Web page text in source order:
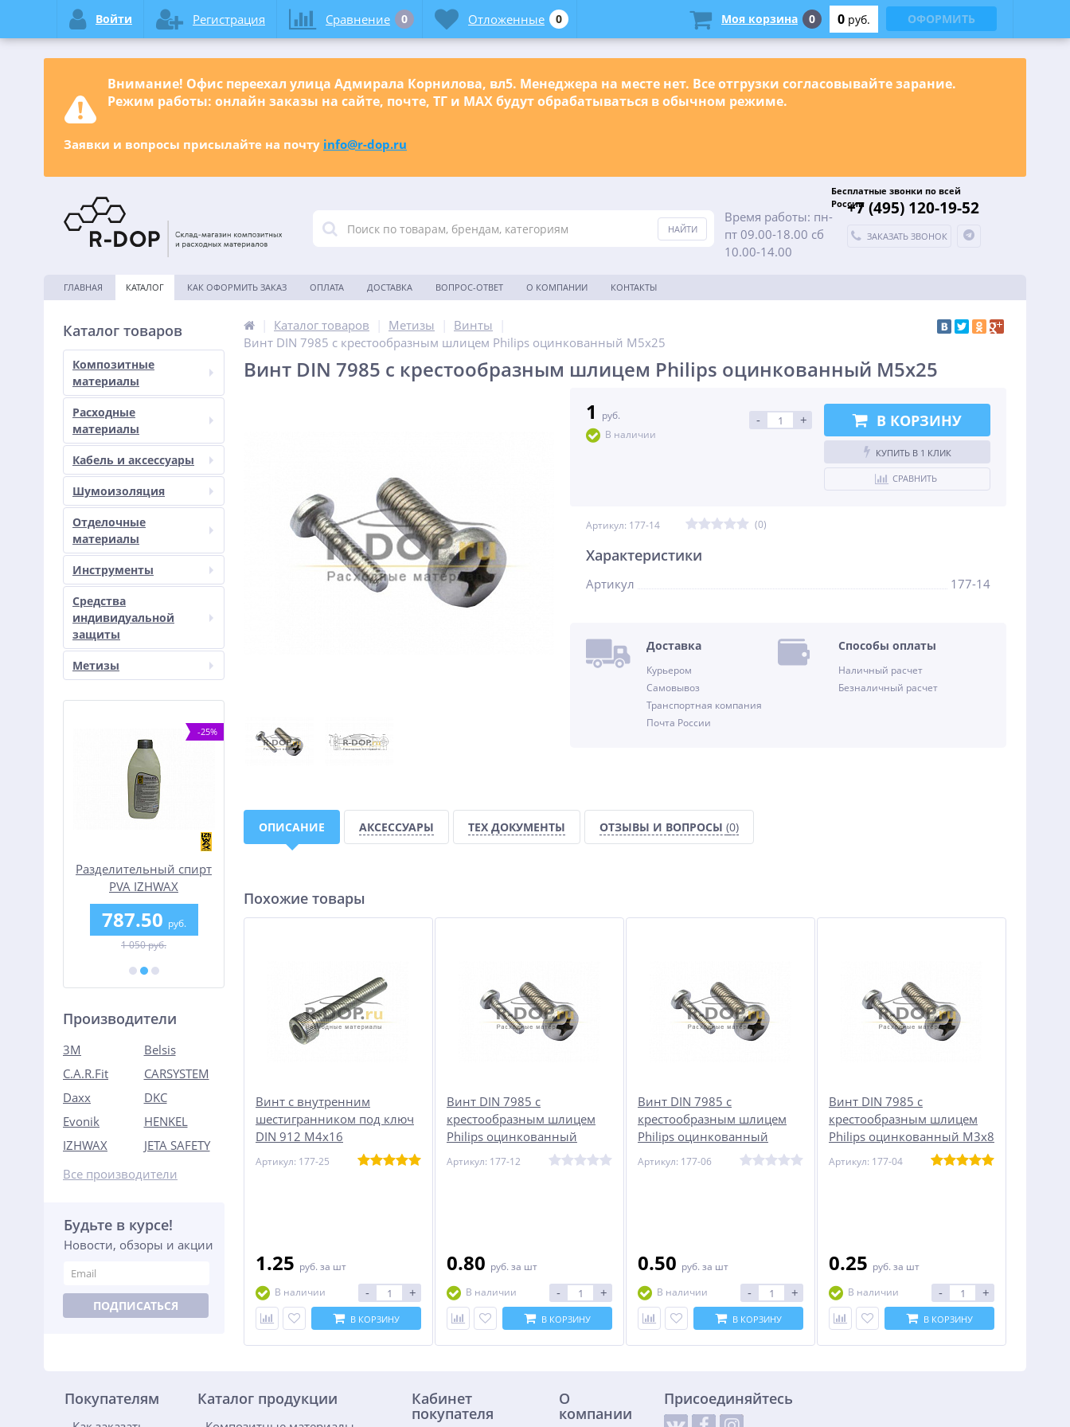
Внимание! Офис переехал улица Адмирала Корнилова, вл5. Менеджера на месте нет. Все отгрузки согласовывайте зарание.
Режим работы: онлайн заказы на сайте, почте, ТГ и МАХ будут обрабатываться в обычном режиме.
Заявки и вопросы присылайте на почту info@r-dop.ru
Время работы: пн-
пт 09.00-18.00 сб
10.00-14.00
Бесплатные звонки по всей
России+7 (495) 120-19-52
ЗАКАЗАТЬ ЗВОНОК
ГЛАВНАЯ КАТАЛОГ КАК ОФОРМИТЬ ЗАКАЗ ОПЛАТА ДОСТАВКА ВОПРОС-ОТВЕТ О КОМПАНИИ КОНТАКТЫ
Каталог товаров
Композитные
материалы
Расходные
материалы
Кабель и аксессуары
Шумоизоляция
Отделочные
материалы
Инструменты
Средства
индивидуальной
защиты
Метизы
-25%
Разделительный спирт
PVA IZHWAX
787.50 руб.
1 050 руб.
%
1 285 950
Производители
3M
Belsis
C.A.R.Fit
CARSYSTEM
Daxx
DKC
Evonik
HENKEL
IZHWAX
JETA SAFETY
Все производители
Будьте в курсе!
Новости, обзоры и акции
ПОДПИСАТЬСЯ
Каталог товаров Метизы Винты
Винт DIN 7985 с крестообразным шлицем Philips оцинкованный М5х25
Винт DIN 7985 с крестообразным шлицем Philips оцинкованный М5х25
1
руб.
В наличии
- + В КОРЗИНУ
КУПИТЬ В 1 КЛИК
СРАВНИТЬ
Артикул: 177-14 (0)
Характеристики
Артикул 177-14
Доставка
Курьером
Самовывоз
Транспортная компания
Почта России
Способы оплаты
Наличный расчет
Безналичный расчет
ОПИСАНИЕ АКСЕССУАРЫ ТЕХ ДОКУМЕНТЫ ОТЗЫВЫ И ВОПРОСЫ (0)
Похожие товары
Винт с внутренним
шестигранником под ключ
DIN 912 М4x16
Артикул: 177-25
1.25 руб. за шт
В наличии
- +
В КОРЗИНУ
Винт DIN 7985 с
крестообразным шлицем
Philips оцинкованный
М5х16
Артикул: 177-12
0.80 руб. за шт
В наличии
- +
В КОРЗИНУ
Винт DIN 7985 с
крестообразным шлицем
Philips оцинкованный
М4х16
Артикул: 177-06
0.50 руб. за шт
В наличии
- +
В КОРЗИНУ
Винт DIN 7985 с
крестообразным шлицем
Philips оцинкованный М3х8
Артикул: 177-04
0.25 руб. за шт
В наличии
- +
В КОРЗИНУ
Покупателям Каталог продукции Кабинет
покупателя
О
компании
Присоединяйтесь
Войти Регистрация Сравнение 0 Отложенные 0 Моя корзина 0 0 руб. ОФОРМИТЬ